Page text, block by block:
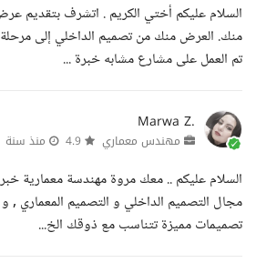
السلام عليكم أختي الكريم . اتشرف بتقديم
منك. العرض منك من تصميم الداخلي إلى
تم العمل على مشارع مشابه خبرة ...
Marwa Z.
مهندس معماري منذ سنة
السلام عليكم .. معك مروة مهندسة معمارية
مجال التصميم الداخلي و التصميم المعماري ,
تصميمات مميزة تتناسب مع ذوقك الخ...